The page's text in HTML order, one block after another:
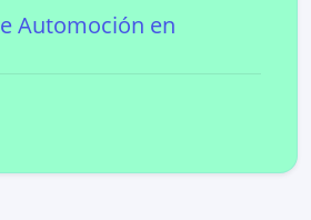
Automoción en